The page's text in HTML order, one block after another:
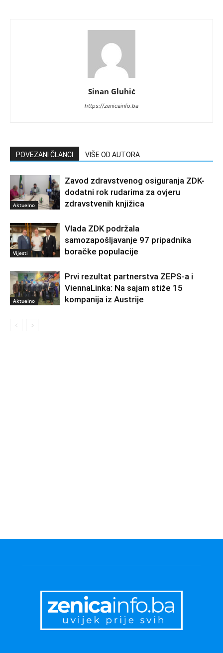
Sinan Gluhić
https://zenicainfo.ba
POVEZANI ČLANCI VIŠE OD AUTORA
Aktuelno
Zavod zdravstvenog osiguranja ZDK-
dodatni rok rudarima za ovjeru
zdravstvenih knjižica
Vijesti
Vlada ZDK podržala
samozapošljavanje 97 pripadnika
boračke populacije
Aktuelno
Prvi rezultat partnerstva ZEPS-a i
ViennaLinka: Na sajam stiže 15
kompanija iz Austrije